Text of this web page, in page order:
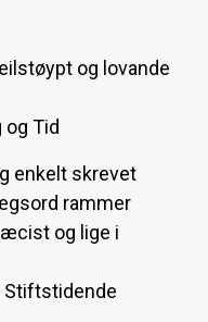
og lovande
og Tid
enkelt skrevet
rammer
og lige i
Stiftstidende